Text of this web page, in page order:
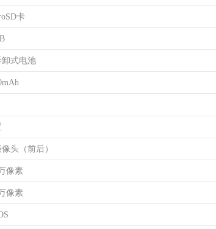
卡
卸式电池
头（前后）
像素
像素